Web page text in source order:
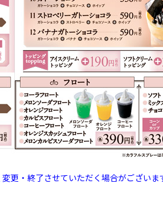
更・終了させていただく場合がございま